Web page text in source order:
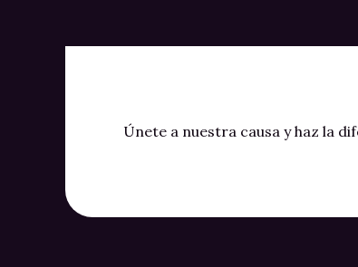
Únete a nuestra causa y haz la